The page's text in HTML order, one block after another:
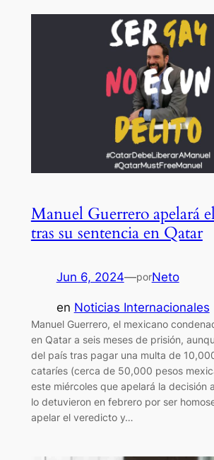
Manuel Guerrero apelará
tras su sentencia en Qatar
Jun 6, 2024—porNeto
en Noticias Internacionales
Manuel Guerrero, el mexicano
en Qatar a seis meses de prisión,
del país tras pagar una multa de
cataríes (cerca de 50,000 pesos
este miércoles que apelará la decisión
lo detuvieron en febrero por ser
apelar el veredicto y…